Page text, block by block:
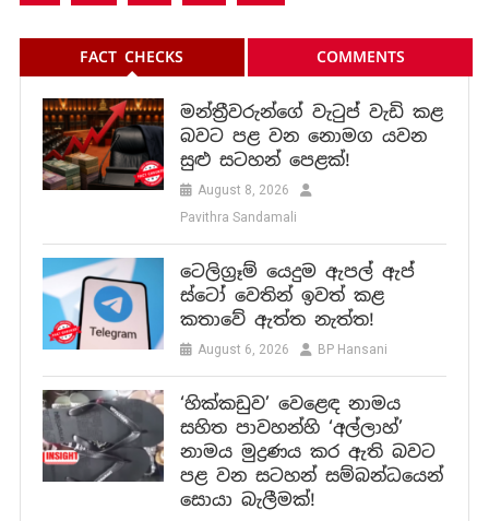
FACT CHECKS COMMENTS
මන්ත්‍රීවරුන්ගේ වැටුප් වැඩි කළ
බවට පළ වන නොමග යවන
සුළු සටහන් පෙළක්!
August 8, 2026
Pavithra Sandamali
ටෙලිග්‍රෑම් යෙදුම ඇපල් ඇප්
ස්ටෝ වෙතින් ඉවත් කළ
කතාවේ ඇත්ත නැත්ත!
August 6, 2026 BP Hansani
‘හික්කඩුව’ වෙළෙඳ නාමය
සහිත පාවහන්හි ‘අල්ලාහ්’
නාමය මුද්‍රණය කර ඇති බවට
පළ වන සටහන් සම්බන්ධයෙන්
සොයා බැලීමක්!